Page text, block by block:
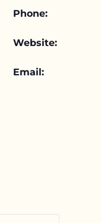
Phone:
Website:
Email: